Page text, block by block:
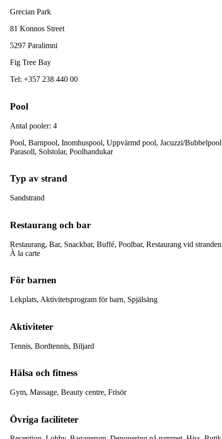
Grecian Park
81 Konnos Street
5297 Paralimni
Fig Tree Bay
Tel: +357 238 440 00
Pool
Antal pooler: 4
Pool, Barnpool, Inomhuspool, Uppvärmd pool, Jacuzzi/
Parasoll, Solstolar, Poolhandukar
Typ av strand
Sandstrand
Restaurang och bar
Restaurang, Bar, Snackbar, Buffé, Poolbar, Restaurang vid
À la carte
För barnen
Lekplats, Aktivitetsprogram för barn, Spjälsäng
Aktiviteter
Tennis, Bordtennis, Biljard
Hälsa och fitness
Gym, Massage, Beauty centre, Frisör
Övriga faciliteter